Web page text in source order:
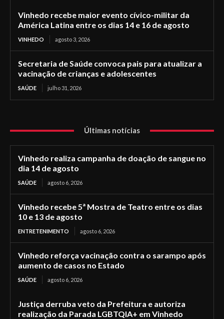
Vinhedo recebe maior evento cívico-militar da
América Latina entre os dias 14 e 16 de agosto
VINHEDO agosto 3, 2026
Secretaria de Saúde convoca pais para atualizar a
vacinação de crianças e adolescentes
SAÚDE julho 31, 2026
Últimas notícias
Vinhedo realiza campanha de doação de sangue no
dia 14 de agosto
SAÚDE agosto 6, 2026
Vinhedo recebe 5ª Mostra de Teatro entre os dias
10 e 13 de agosto
ENTRETENIMENTO agosto 6, 2026
Vinhedo reforça vacinação contra o sarampo após
aumento de casos no Estado
SAÚDE agosto 6, 2026
Justiça derruba veto da Prefeitura e autoriza
realização da Parada LGBTQIA+ em Vinhedo